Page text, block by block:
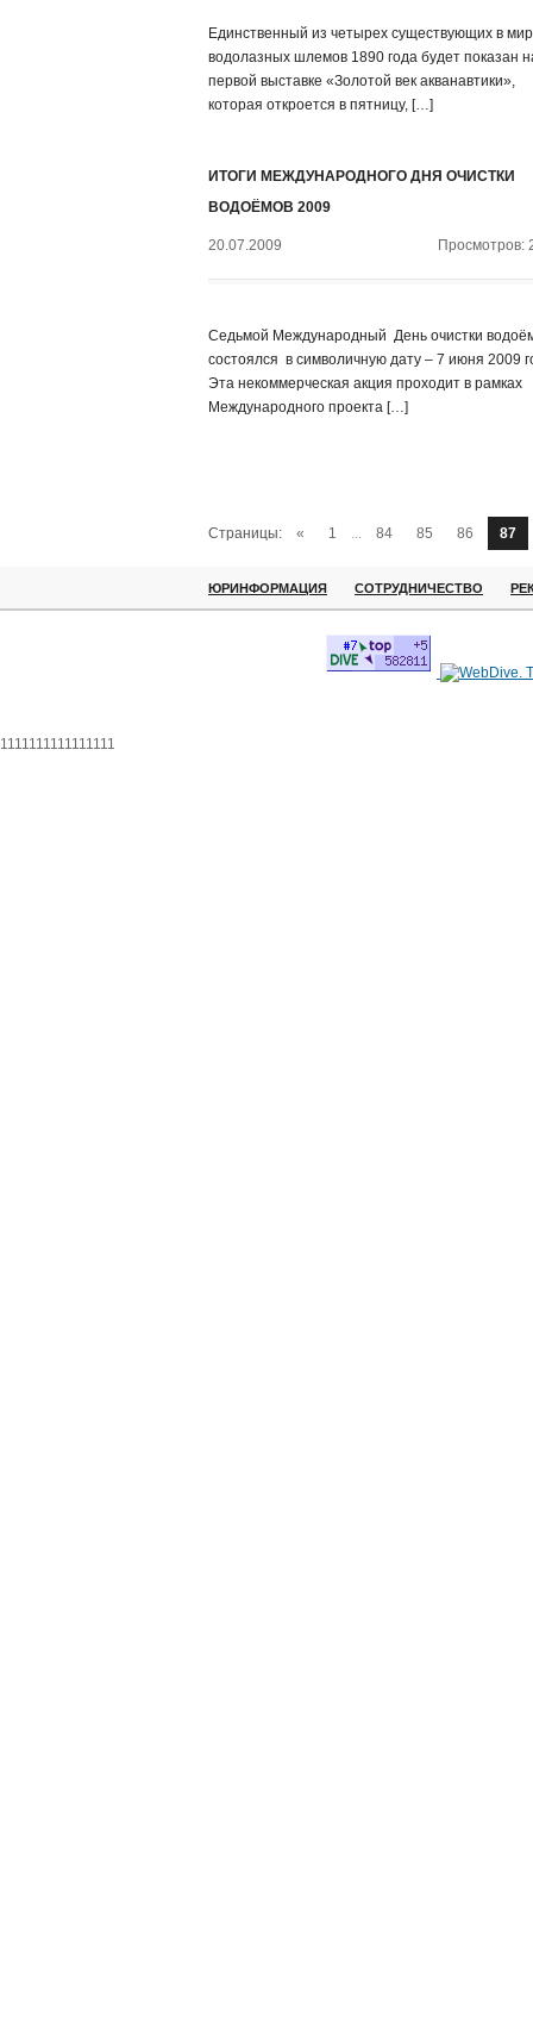
Единственный из четырех существующих в
водолазных шлемов 1890 года будет показан
первой выставке «Золотой век акванавтики»,
которая откроется в пятницу, […]
ИТОГИ МЕЖДУНАРОДНОГО ДНЯ ОЧИСТКИ
ВОДОЁМОВ 2009
20.07.2009 Просмотров:
Седьмой Международный День очистки
состоялся в символичную дату – 7 июня 2009
Эта некоммерческая акция проходит в рамках
Международного проекта […]
Страницы: « 1 ... 84 85 86 87
ЮРИНФОРМАЦИЯ СОТРУДНИЧЕСТВО
1111111111111111